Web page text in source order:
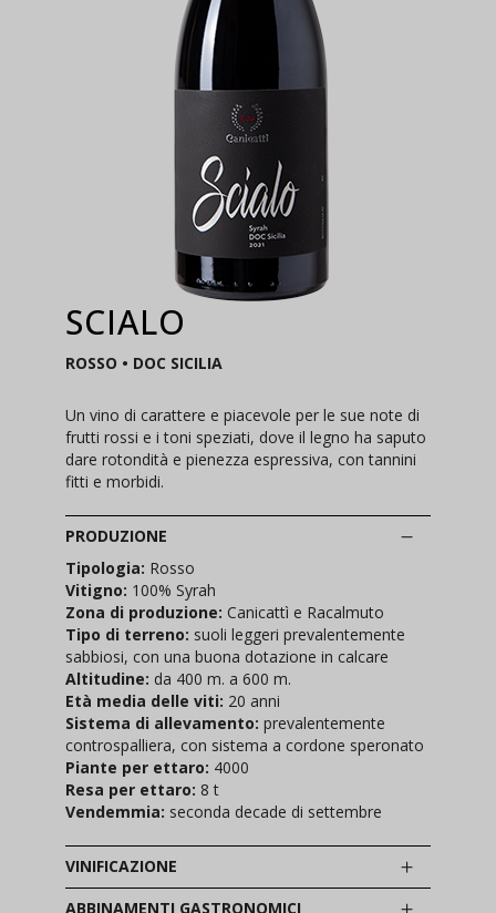
SCIALO
ROSSO • DOC SICILIA
Un vino di carattere e piacevole per le sue note di
frutti rossi e i toni speziati, dove il legno ha saputo
dare rotondità e pienezza espressiva, con tannini
fitti e morbidi.
PRODUZIONE
Tipologia: Rosso
Vitigno: 100% Syrah
Zona di produzione: Canicattì e Racalmuto
Tipo di terreno: suoli leggeri prevalentemente
sabbiosi, con una buona dotazione in calcare
Altitudine: da 400 m. a 600 m.
Età media delle viti: 20 anni
Sistema di allevamento: prevalentemente
controspalliera, con sistema a cordone speronato
Piante per ettaro: 4000
Resa per ettaro: 8 t
Vendemmia: seconda decade di settembre
VINIFICAZIONE
ABBINAMENTI GASTRONOMICI